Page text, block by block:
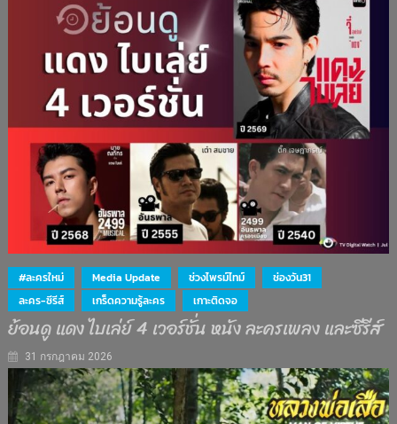
#ละครใหม่ Media Update ช่วงไพรม์ไทม์
ช่องวัน31
ละคร-ซีรีส์
เกร็ดความรู้ละคร เกาะติดจอ
ย้อนดู แดง ไบเล่ย์ 4 เวอร์ชั่น หนัง ละครเพลง และซีรีส์
31 กรกฎาคม 2026